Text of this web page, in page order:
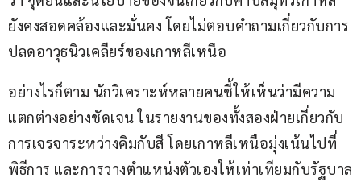
ยังคงสอดคล้องและมั่นคง โดยไม่ตอบคำถามเกี่ยวกับการ
ปลดอาวุธนิวเคลียร์ของเกาหลีเหนือ
อย่างไรก็ตาม นักวิเคราะห์หลายคนชี้ให้เห็นว่ามีความ
แตกต่างอย่างชัดเจน ในรายงานของทั้งสองฝ่ายเกี่ยวกับ
การเจรจาระหว่างคิมกับสี โดยเกาหลีเหนือมุ่งเน้นไปที่
พิธีการ และการวางตำแหน่งตัวเองให้เท่าเทียมกับรัฐบาล